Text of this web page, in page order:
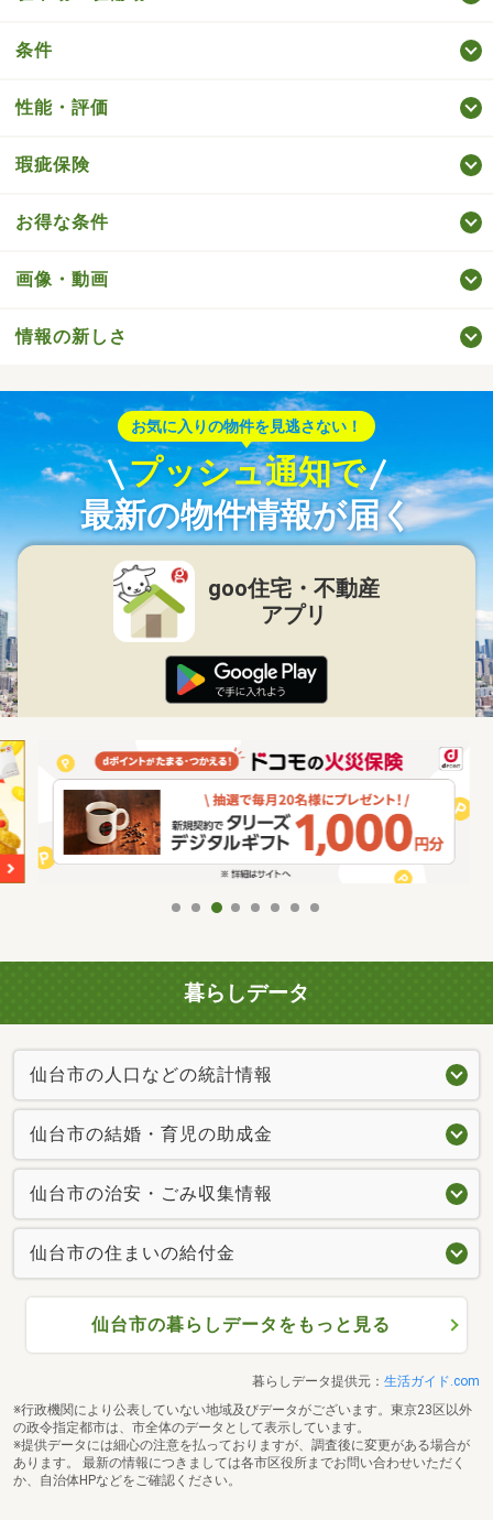
条件
性能・評価
瑕疵保険
お得な条件
画像・動画
情報の新しさ
お気に入りの物件を見逃さない！
プッシュ通知で
最新の物件情報が届く
goo住宅・不動産
アプリ
暮らしデータ
仙台市の人口などの統計情報
仙台市の結婚・育児の助成金
仙台市の治安・ごみ収集情報
仙台市の住まいの給付金
仙台市の暮らしデータをもっと見る
暮らしデータ提供元： 生活ガイド.com
※行政機関により公表していない地域及びデータがございます。東京23区以外
の政令指定都市は、市全体のデータとして表示しています。
※提供データには細心の注意を払っておりますが、調査後に変更がある場合が
あります。 最新の情報につきましては各市区役所までお問い合わせいただく
か、自治体HPなどをご確認ください。